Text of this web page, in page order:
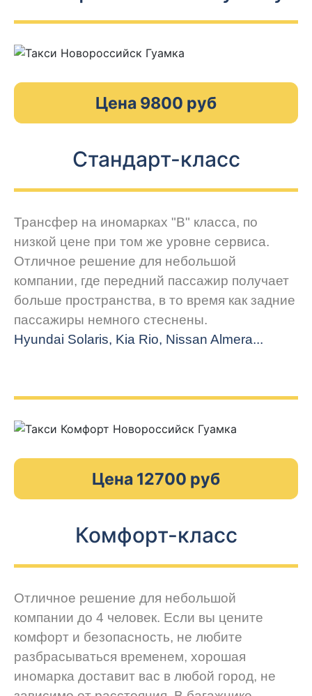
Цена 9800 руб
Стандарт-класс
Трансфер на иномарках "В" класса, по
низкой цене при том же уровне сервиса.
Отличное решение для небольшой
компании, где передний пассажир получает
больше пространства, в то время как задние
пассажиры немного стеснены.
Hyundai Solaris, Kia Rio, Nissan Almera...
Цена 12700 руб
Комфорт-класс
Отличное решение для небольшой
компании до 4 человек. Если вы цените
комфорт и безопасность, не любите
разбрасываться временем, хорошая
иномарка доставит вас в любой город, не